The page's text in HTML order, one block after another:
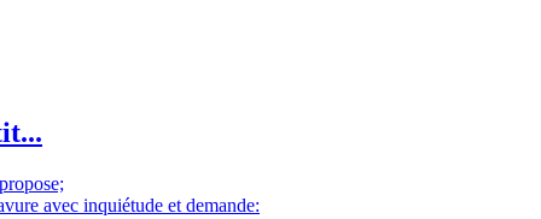
avec inquiétude et demande: